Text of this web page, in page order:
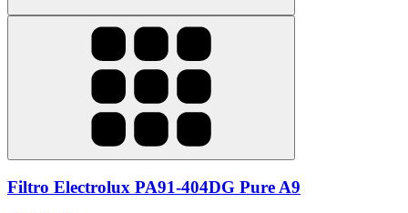
Filtro Electrolux PA91-404DG Pure A9